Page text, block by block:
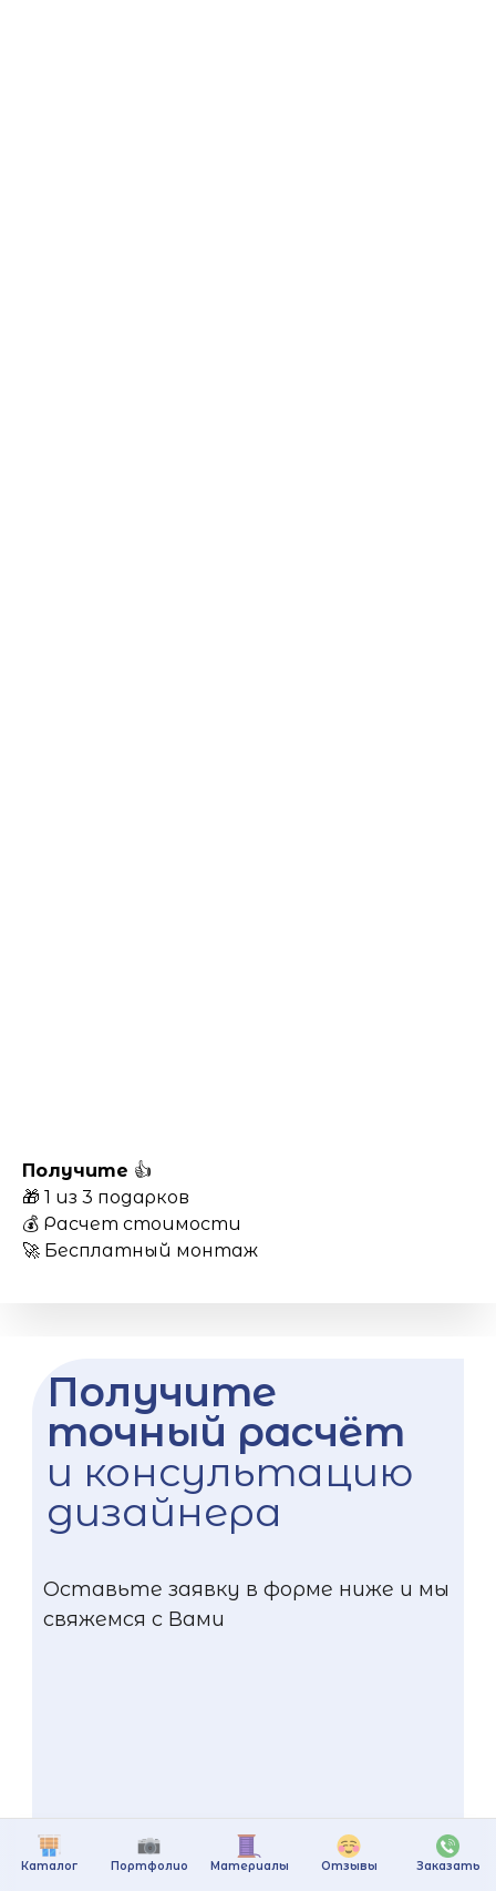
Каталог Портфолио Материалы Отзывы Заказать
Получите 👍
🎁 1 из 3 подарков
💰 Расчет стоимости
🚀 Бесплатный монтаж
Получите
точный расчёт
и консультацию
дизайнера
Оставьте заявку в форме ниже и мы
свяжемся с Вами